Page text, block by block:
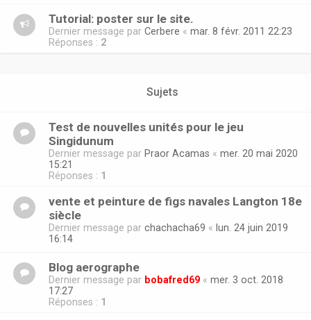
Tutorial: poster sur le site.
Dernier message par Cerbere « mar. 8 févr. 2011 22:23
Réponses : 2
Sujets
Test de nouvelles unités pour le jeu
Singidunum
Dernier message par Praor Acamas « mer. 20 mai 2020
15:21
Réponses : 1
vente et peinture de figs navales Langton 18e
siècle
Dernier message par chachacha69 « lun. 24 juin 2019
16:14
Blog aerographe
Dernier message par bobafred69 « mer. 3 oct. 2018
17:27
Réponses : 1